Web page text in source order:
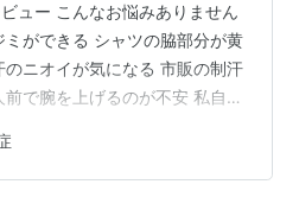
ュー こんなお悩みありません
ができる シャツの脇部分が黄
ニオイが気になる 市販の制汗
で腕を上げるのが不安 私自
気に入りのシャツが黄ばんで
んな私が出会ったのがパース